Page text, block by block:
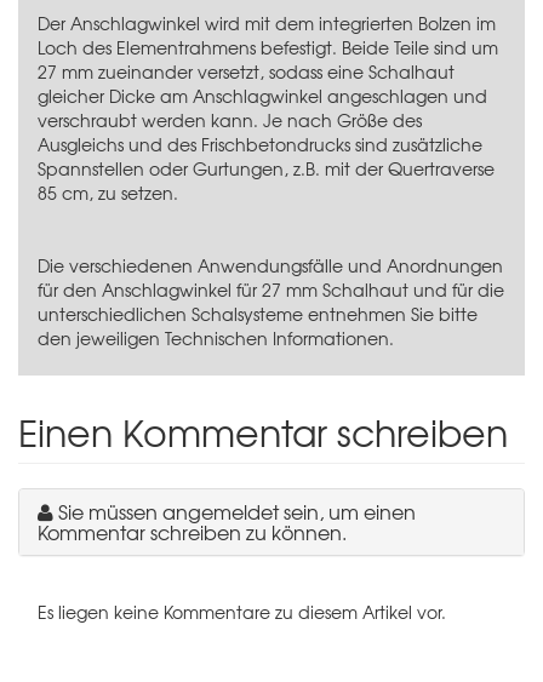
Der Anschlagwinkel wird mit dem integrierten Bolzen im
Loch des Elementrahmens befestigt. Beide Teile sind um
27 mm zueinander versetzt, sodass eine Schalhaut
gleicher Dicke am Anschlagwinkel angeschlagen und
verschraubt werden kann. Je nach Größe des
Ausgleichs und des Frischbetondrucks sind zusätzliche
Spannstellen oder Gurtungen, z.B. mit der Quertraverse
85 cm, zu setzen.
Die verschiedenen Anwendungsfälle und Anordnungen
für den Anschlagwinkel für 27 mm Schalhaut und für die
unterschiedlichen Schalsysteme entnehmen Sie bitte
den jeweiligen Technischen Informationen.
Einen Kommentar schreiben
Sie müssen angemeldet sein, um einen
Kommentar schreiben zu können.
Es liegen keine Kommentare zu diesem Artikel vor.